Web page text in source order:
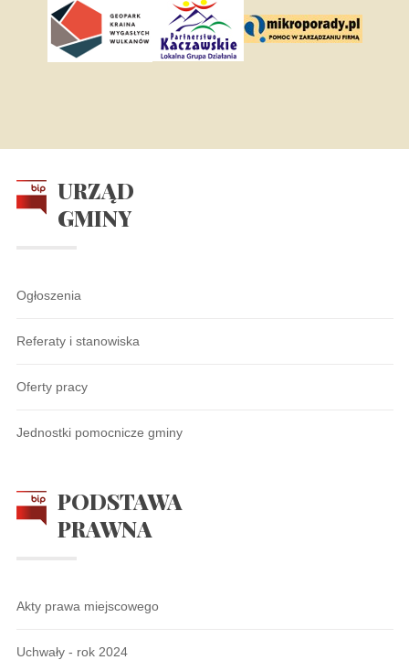
URZĄD
GMINY
Ogłoszenia
Referaty i stanowiska
Oferty pracy
Jednostki pomocnicze gminy
PODSTAWA
PRAWNA
Akty prawa miejscowego
Uchwały - rok 2024